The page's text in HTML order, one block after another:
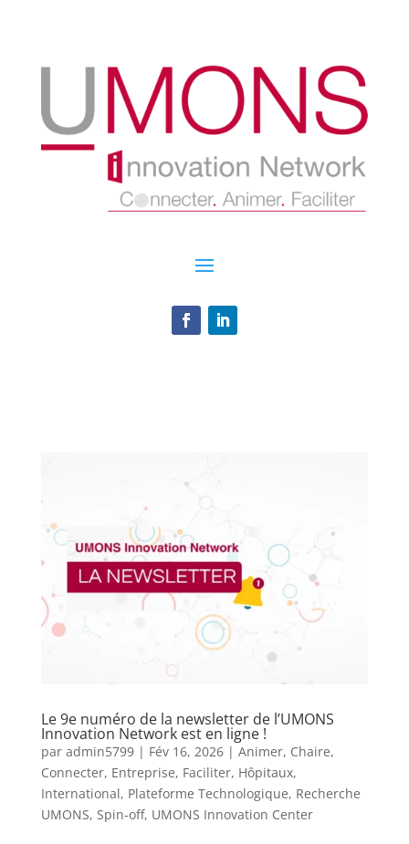
Le 9e numéro de la newsletter de l’UMONS
Innovation Network est en ligne !
par admin5799| Fév 16, 2026| Animer, Chaire,
Connecter, Entreprise, Faciliter, Hôpitaux,
International, Plateforme Technologique, Recherche
UMONS, Spin-off, UMONS Innovation Center